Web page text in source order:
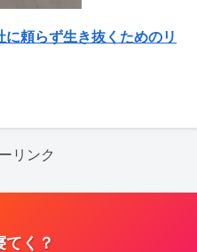
頼らず生き抜くためのリ
リンク
てく？